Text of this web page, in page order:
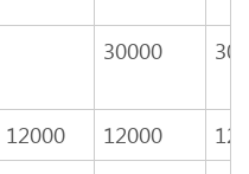
30000
12000 12000